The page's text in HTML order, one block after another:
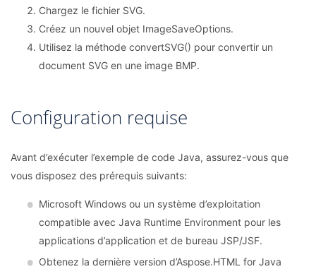
Chargez le fichier SVG.
Créez un nouvel objet ImageSaveOptions.
Utilisez la méthode convertSVG() pour convertir un
document SVG en une image BMP.
Configuration requise
Avant d’exécuter l’exemple de code Java, assurez-vous que
vous disposez des prérequis suivants:
Microsoft Windows ou un système d’exploitation
compatible avec Java Runtime Environment pour les
applications d’application et de bureau JSP/JSF.
Obtenez la dernière version d’Aspose.HTML for Java